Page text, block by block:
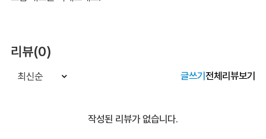
리뷰(0)
최신순 글쓰기전체리뷰보기
작성된 리뷰가 없습니다.